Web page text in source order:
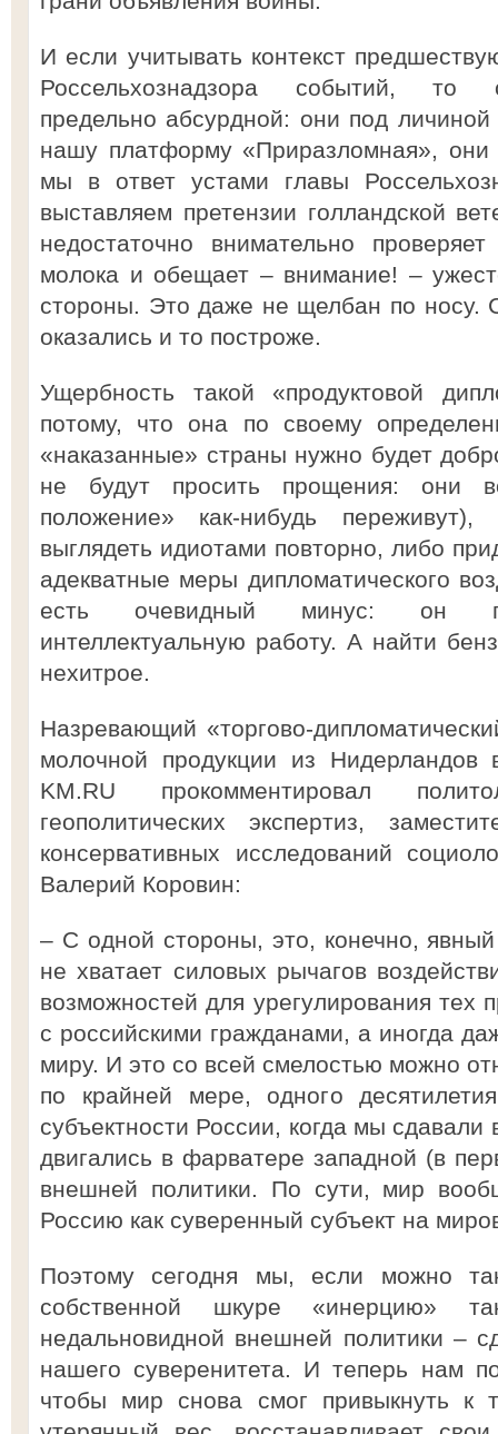
И если учитывать контекст
Россельхознадзора событий, то
предельно абсурдной: они под
нашу платформу «Приразломная»,
мы в ответ устами главы
выставляем претензии голландской
недостаточно внимательно проверяет
молока и обещает – внимание! –
стороны. Это даже не щелбан по носу.
оказались и то построже.
Ущербность такой «продуктовой
потому, что она по своему
«наказанные» страны нужно будет
не будут просить прощения: они
положение» как-нибудь
выглядеть идиотами повторно, либо
адекватные меры дипломатического
есть очевидный минус: он
интеллектуальную работу. А найти
нехитрое.
Назревающий «торгово-
молочной продукции из Нидерландов
KM.RU прокомментировал
геополитических экспертиз,
консервативных исследований
Валерий Коровин:
– С одной стороны, это, конечно,
не хватает силовых рычагов
возможностей для урегулирования тех
с российскими гражданами, а иногда
миру. И это со всей смелостью можно
по крайней мере, одного
субъектности России, когда мы
двигались в фарватере западной (в
внешней политики. По сути, мир
Россию как суверенный субъект на
Поэтому сегодня мы, если можно
собственной шкуре «инерцию»
недальновидной внешней политики –
нашего суверенитета. И теперь нам
чтобы мир снова смог привыкнуть к